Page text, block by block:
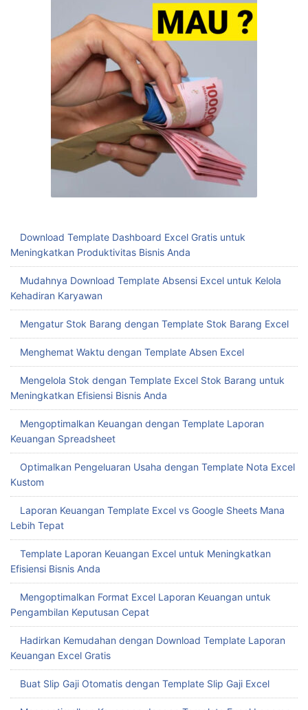
Download Template Dashboard Excel Gratis untuk
Meningkatkan Produktivitas Bisnis Anda
Mudahnya Download Template Absensi Excel untuk Kelola
Kehadiran Karyawan
Mengatur Stok Barang dengan Template Stok Barang Excel
Menghemat Waktu dengan Template Absen Excel
Mengelola Stok dengan Template Excel Stok Barang untuk
Meningkatkan Efisiensi Bisnis Anda
Mengoptimalkan Keuangan dengan Template Laporan
Keuangan Spreadsheet
Optimalkan Pengeluaran Usaha dengan Template Nota Excel
Kustom
Laporan Keuangan Template Excel vs Google Sheets Mana
Lebih Tepat
Template Laporan Keuangan Excel untuk Meningkatkan
Efisiensi Bisnis Anda
Mengoptimalkan Format Excel Laporan Keuangan untuk
Pengambilan Keputusan Cepat
Hadirkan Kemudahan dengan Download Template Laporan
Keuangan Excel Gratis
Buat Slip Gaji Otomatis dengan Template Slip Gaji Excel